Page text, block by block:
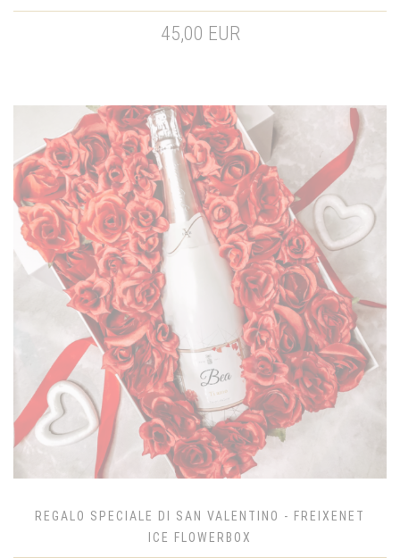
ALLA FINE DEL MONDO
45,00 EUR
REGALO SPECIALE DI SAN VALENTINO - FREIXENET
ICE FLOWERBOX